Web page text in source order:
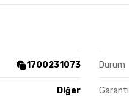
1700231073 Durum
Diğer Garanti